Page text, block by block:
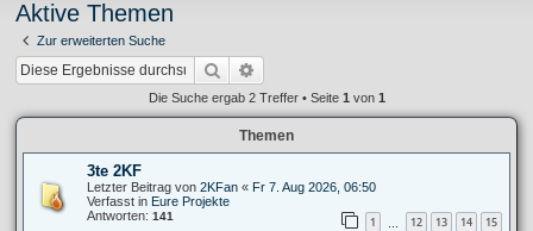
Aktive Themen
Zur erweiterten Suche
Suche
Die Suche ergab 2 Treffer • Seite 1 von 1
Themen
3te 2KF
Letzter Beitrag von 2KFan « Fr 7. Aug 2026, 06:50
Verfasst in Eure Projekte
Antworten: 141 1 12 13 14 15